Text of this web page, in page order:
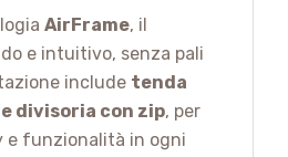
AirFrame, il
e intuitivo, senza pali
include tenda
divisoria con zip, per
e funzionalità in ogni